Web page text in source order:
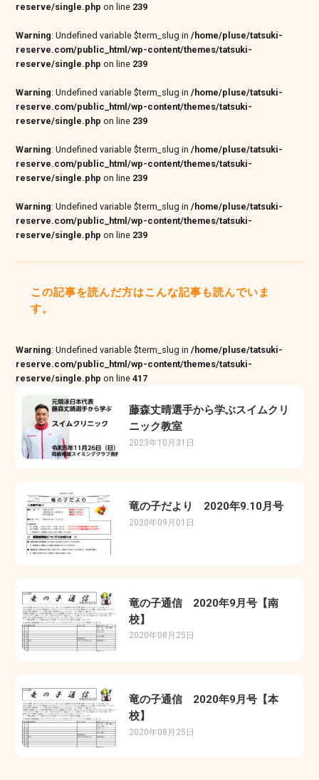
reserve/single.php on line 239
Warning: Undefined variable $term_slug in/home/pluse/tatsuki-
reserve.com/public_html/wp-content/themes/tatsuki-
reserve/single.php on line 239
Warning: Undefined variable $term_slug in/home/pluse/tatsuki-
reserve.com/public_html/wp-content/themes/tatsuki-
reserve/single.php on line 239
Warning: Undefined variable $term_slug in/home/pluse/tatsuki-
reserve.com/public_html/wp-content/themes/tatsuki-
reserve/single.php on line 239
Warning: Undefined variable $term_slug in/home/pluse/tatsuki-
reserve.com/public_html/wp-content/themes/tatsuki-
reserve/single.php on line 239
この記事を読んだ方はこんな記事も読んでいま
す。
Warning: Undefined variable $term_slug in/home/pluse/tatsuki-
reserve.com/public_html/wp-content/themes/tatsuki-
reserve/single.php on line417
藤森丈晴選手から学ぶスイムクリ
ニック教室
2023年10月31日
竜の子だより 2020年9.10月号
2020年09月01日
竜の子通信 2020年9月号【南
校】
2020年08月25日
竜の子通信 2020年9月号【本
校】
2020年08月25日